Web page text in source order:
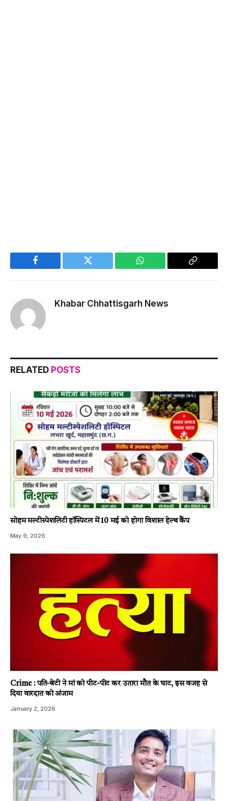
Facebook Twitter WhatsApp
Copy
Khabar Chhattisgarh News
RELATED POSTS
सोहम मल्टीस्पेशलिटी हॉस्पिटल में 10 मई को होगा विशाल हेल्थ कैंप
May 9, 2026
Crime : पति-बेटी ने मां को पीट-पीट कर उतारा मौत के घाट, इस वजह से
दिया वारदात को अंजाम
January 2, 2026